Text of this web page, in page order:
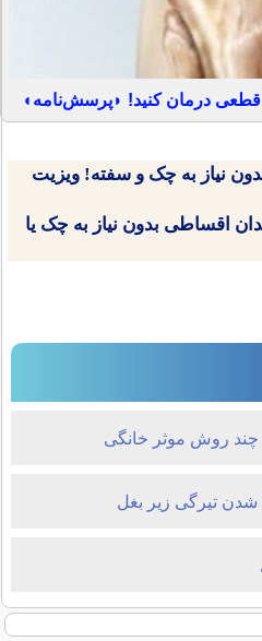
قطعی درمان کنید! ◗پرسش‌نامه◖
نیاز به چک و سفته! ویزیت
اقساطی بدون نیاز به چک یا
چند روش موثر خانگی
تیرگی زیر بغل